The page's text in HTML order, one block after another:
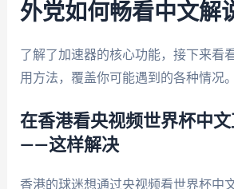
外党如何畅看中文解
了解了加速器的核心功能，接下来看
用方法，覆盖你可能遇到的各种情况。
在香港看央视频世界杯中文
——这样解决
香港的球迷想通过央视频看世界杯中